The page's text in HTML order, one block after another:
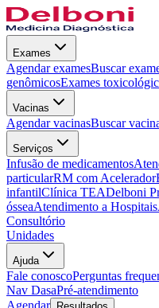
Exames
Agendar examesBuscar
genômicosExames
Vacinas
Agendar vacinasBuscar
Serviços
Infusão de medicamentos
particularRM com Acelerador
infantilClínica TEADelboni
ósseaAtendimento a Hospitais
Consultório
Unidades
Ajuda
Fale conoscoPerguntas
Nav DasaPré-atendimento
Agendar